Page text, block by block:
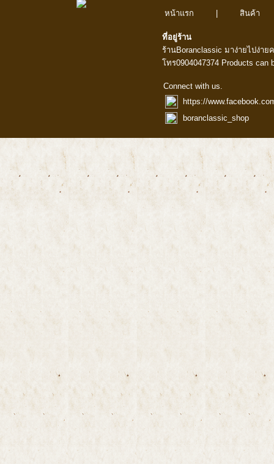
หน้าแรก สินค้า
ที่อยู่ร้าน
ร้านBoranclassic มาง่ายไปง่า
โทร0904047374 Products can
Connect with us.
https://
boranclassic_shop